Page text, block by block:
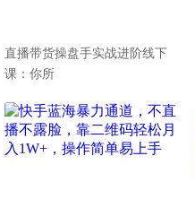
直播带货操盘手实战进阶线下
课：你所